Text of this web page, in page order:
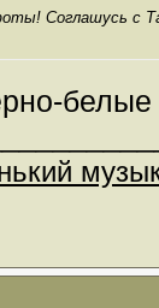
Соглашусь с